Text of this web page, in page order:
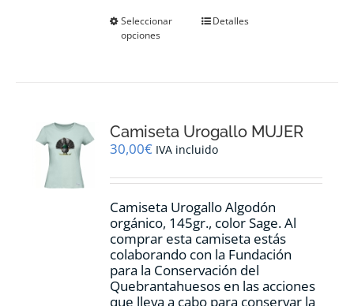
Seleccionar
opciones
Este
se
pueden
en
página
de
producto
Detalles
Camiseta Urogallo MUJER
30,00€ IVA incluido
Camiseta Urogallo Algodón
orgánico, 145gr., color Sage. Al
comprar esta camiseta estás
colaborando con la Fundación
para la Conservación del
Quebrantahuesos en las acciones
que lleva a cabo para conservar la